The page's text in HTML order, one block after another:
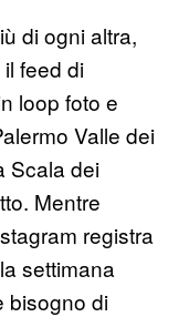
di ogni altra,
feed di
loop foto e
Valle dei
Scala dei
Mentre
registra
settimana
bisogno di